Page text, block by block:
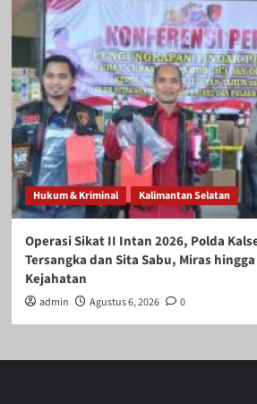
Hukum & Kriminal Kalimantan Selatan
Operasi Sikat II Intan 2026, Polda
Tersangka dan Sita Sabu, Miras
Kejahatan
admin Agustus 6, 2026 0